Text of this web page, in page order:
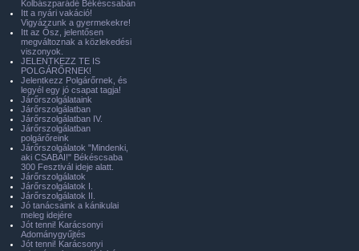
Kolbászparádé Békéscsabán
Itt a nyári vakáció!
Vigyázzunk a gyermekekre!
Itt az Ősz, jelentősen
megváltoznak a közlekedési
viszonyok.
JELENTKEZZ TE IS
POLGÁRŐRNEK!
Jelentkezz Polgárőrnek, és
legyél egy jó csapat tagja!
Járőrszolgálataink
Járőrszolgálatban
Járőrszolgálatban IV.
Járőrszolgálatban
polgárőreink
Járőrszolgálatok "Mindenki,
aki CSABAI!" Békéscsaba
300 Fesztivál ideje alatt.
Járőrszolgálatok
Járőrszolgálatok I.
Járőrszolgálatok II.
Jó tanácsaink a kánikulai
meleg idejére
Jót tenni! Karácsonyi
Adománygyűjtés
Jót tenni! Karácsonyi